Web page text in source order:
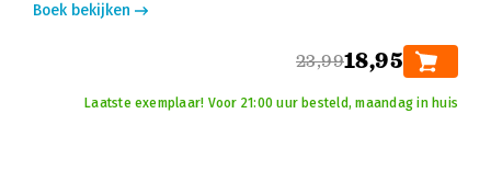
Boek bekijken
23,9918,95
Laatste exemplaar! Voor 21:00 uur besteld, maandag in huis